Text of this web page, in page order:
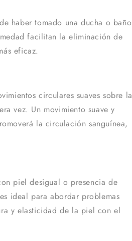
haber tomado una ducha o baño
facilitan la eliminación de
eficaz.
circulares suaves sobre la
vez. Un movimiento suave y
la circulación sanguínea,
piel desigual o presencia de
ideal para abordar problemas
y elasticidad de la piel con el